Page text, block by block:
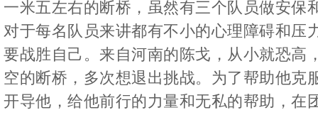
一米五左右的断桥，虽然有三个队员做安保
对于每名队员来讲都有不小的心理障碍和压
要战胜自己。来自河南的陈戈，从小就恐高
空的断桥，多次想退出挑战。为了帮助他克
开导他，给他前行的力量和无私的帮助，在